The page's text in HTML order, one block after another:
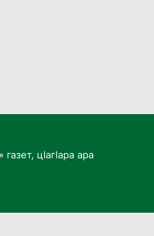
цӀагӀара ара